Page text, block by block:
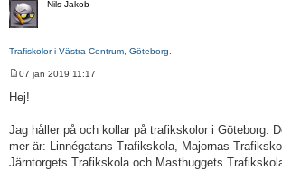
Nils Jakob
Trafiskolor i Västra Centrum, Göteborg.
n
l
g
07 jan 2019 11:17
Hej!
Jag håller på och kollar på trafikskolor i Göteborg.
mer är: Linnégatans Trafikskola, Majornas
Järntorgets Trafikskola och Masthuggets